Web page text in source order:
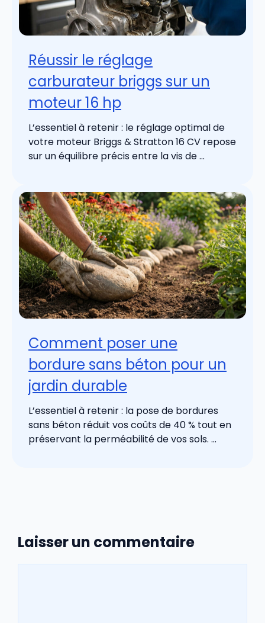
Réussir le réglage
carburateur briggs sur un
moteur 16 hp
L’essentiel à retenir : le réglage optimal de
votre moteur Briggs & Stratton 16 CV repose
sur un équilibre précis entre la vis de ...
Comment poser une
bordure sans béton pour un
jardin durable
L’essentiel à retenir : la pose de bordures
sans béton réduit vos coûts de 40 % tout en
préservant la perméabilité de vos sols. ...
Laisser un commentaire